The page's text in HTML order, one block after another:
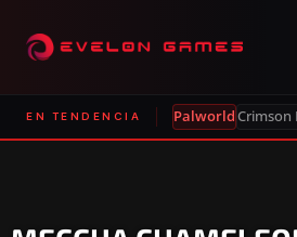
EN TENDENCIA PalworldCrimson